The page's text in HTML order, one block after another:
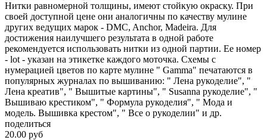
Нитки равномерной толщины, имеют стойкую окраску. При
своей доступной цене они аналогичны по качеству мулине
других ведущих марок - DMC, Anchor, Madeira. Для
достижения наилучшего результата в одной работе
рекомендуется использовать нитки из одной партии. Ее номер
- lot - указан на этикетке каждого моточка. Схемы с
нумерацией цветов по карте мулине " Gamma" печатаются в
популярных журналах по вышиванию: " Лена рукоделие", "
Лена креатив", " Вышитые картины", " Susanna рукоделие", "
Вышиваю крестиком", " Формула рукоделия", " Мода и
модель. Вышивка крестом", " Все о рукоделии" и др.
поделиться
20.00 руб